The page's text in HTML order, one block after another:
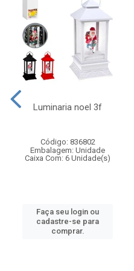
Luminaria noel 3f
Código: 836802
Embalagem: Unidade
Caixa Com: 6 Unidade(s)
Faça seu login ou
cadastre-se para
comprar.